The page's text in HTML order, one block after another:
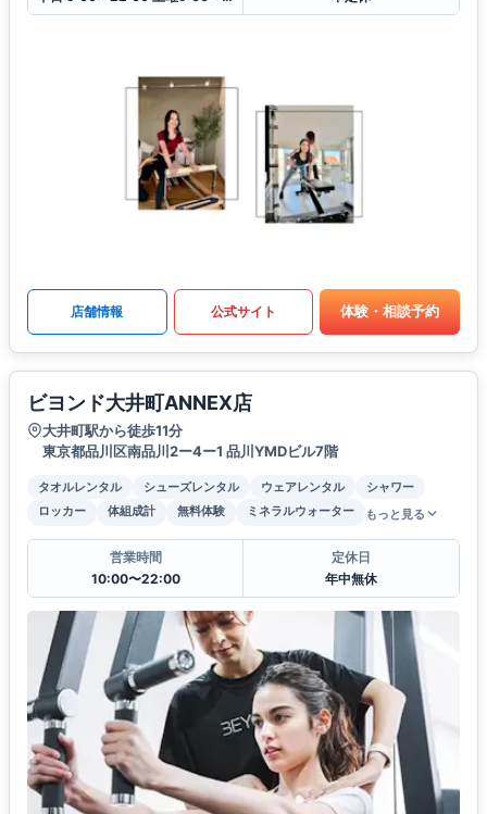
店舗情報 公式サイト 体験・相談予約
ビヨンド大井町ANNEX店
大井町駅から徒歩11分
東京都品川区南品川2ー4ー1 品川YMDビル7階
タオルレンタル シューズレンタル ウェアレンタル
シャワー
ロッカー
体組成計 無料体験 ミネラルウォーター もっと見る
営業時間
10:00〜22:00
定休日
年中無休